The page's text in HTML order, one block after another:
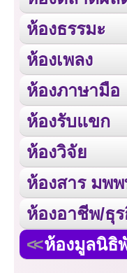
ห้องธรรมะ
ห้องเพลง
ห้องภาษามือ
ห้องรับแขก
ห้องวิจัย
ห้องสาร มพ
ห้องอาชีพ/ธุ
ห้องมูลนิธิ